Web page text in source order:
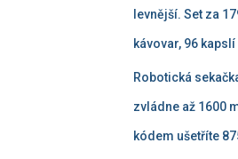
levnější. Set za
kávovar, 96
Robotická
zvládne až 1600
kódem ušetříte